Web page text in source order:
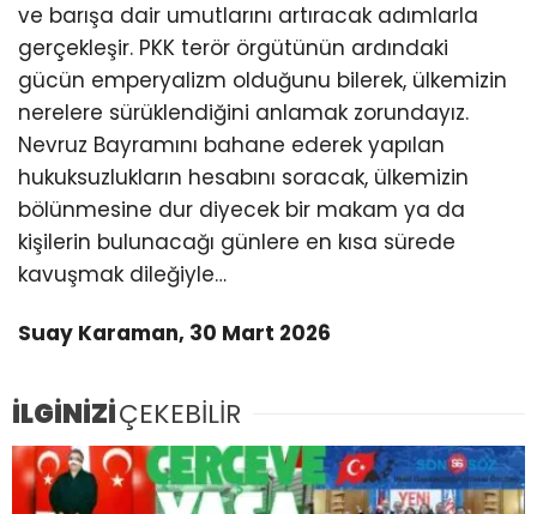
ve barışa dair umutlarını artıracak adımlarla
gerçekleşir. PKK terör örgütünün ardındaki
gücün emperyalizm olduğunu bilerek, ülkemizin
nerelere sürüklendiğini anlamak zorundayız.
Nevruz Bayramını bahane ederek yapılan
hukuksuzlukların hesabını soracak, ülkemizin
bölünmesine dur diyecek bir makam ya da
kişilerin bulunacağı günlere en kısa sürede
kavuşmak dileğiyle…
Suay Karaman, 30 Mart 2026
İLGİNİZİÇEKEBİLİR